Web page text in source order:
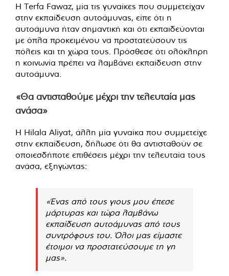
Η Terfa Fawaz, μία τις γυναίκες που συμμετείχαν
στην εκπαίδευση αυτοάμυνας, είπε ότι η
αυτοάμυνα ήταν σημαντική και ότι εκπαιδεύονται
με όπλα προκειμένου να προστατεύσουν τις
πόλεις και τη χώρα τους. Πρόσθεσε ότι ολόκληρη
η κοινωνία πρέπει να λαμβάνει εκπαίδευση στην
αυτοάμυνα.
«Θα αντισταθούμε μέχρι την τελευταία μας
ανάσα»
Η Hilala Aliyat, άλλη μία γυναίκα που συμμετείχε
στην εκπαίδευση, δήλωσε ότι θα αντισταθούν σε
οποιεσδήποτε επιθέσεις μέχρι την τελευταία τους
ανάσα, εξηγώντας:
«Ένας από τους γιους μου έπεσε
μάρτυρας και τώρα λαμβάνω
εκπαίδευση αυτοάμυνας από τους
συντρόφους του. Όλοι μας είμαστε
έτοιμοι να προστατεύσουμε τη γη
μας».